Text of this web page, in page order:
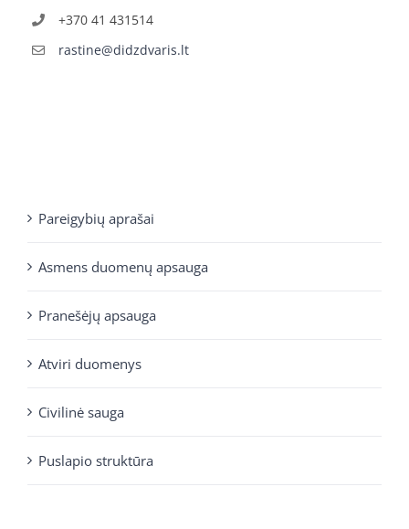
+370 41 431514
rastine@didzdvaris.lt
Pareigybių aprašai
Asmens duomenų apsauga
Pranešėjų apsauga
Atviri duomenys
Civilinė sauga
Puslapio struktūra